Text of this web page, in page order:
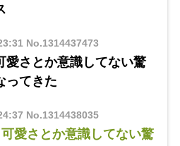
No.1314437473
愛さとか意識してない驚
ってきた
No.1314438035
愛さとか意識してない驚